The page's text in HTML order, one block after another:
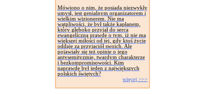
Mówiono o nim, że posiada niezwykły
umysł, jest genialnym organizatorem i
wielkim wizjonerem. Nie ma
wątpliwości, że był także kapłanem,
który głęboko przyjął do serca
ewangeliczną prawdę o tym, iż nie ma
większej miłości od tej, gdy ktoś życie
oddaje za przyjaciół swoich. Ale
pojawiały się też opinie o jego
antysemityzmie, twardym charakterze
i bezkompromisowości. Kim
naprawdę był jeden z największych
polskich świętych?
więcej >>>